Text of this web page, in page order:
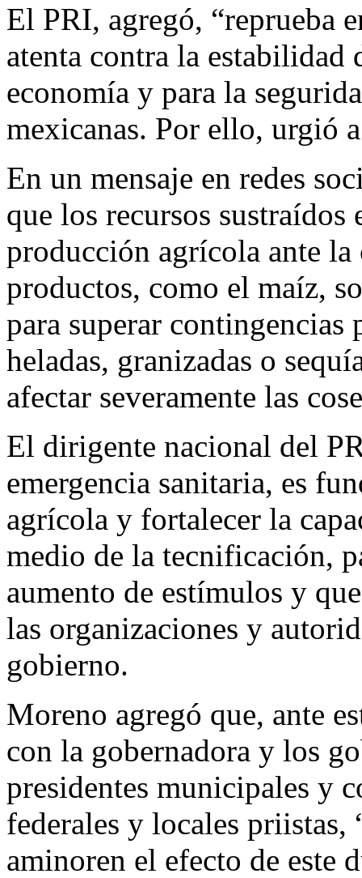
El PRI, agregó, “reprueba
atenta contra la estabilidad
economía y para la
mexicanas. Por ello, urgió
En un mensaje en redes
que los recursos sustraídos
producción agrícola ante la
productos, como el maíz,
para superar
heladas, granizadas o
afectar severamente las
El dirigente nacional del
emergencia sanitaria, es
agrícola y fortalecer la
medio de la tecnificación,
aumento de estímulos y
las organizaciones y
gobierno.
Moreno agregó que, ante
con la gobernadora y los
presidentes municipales y
federales y locales priistas,
aminoren el efecto de este